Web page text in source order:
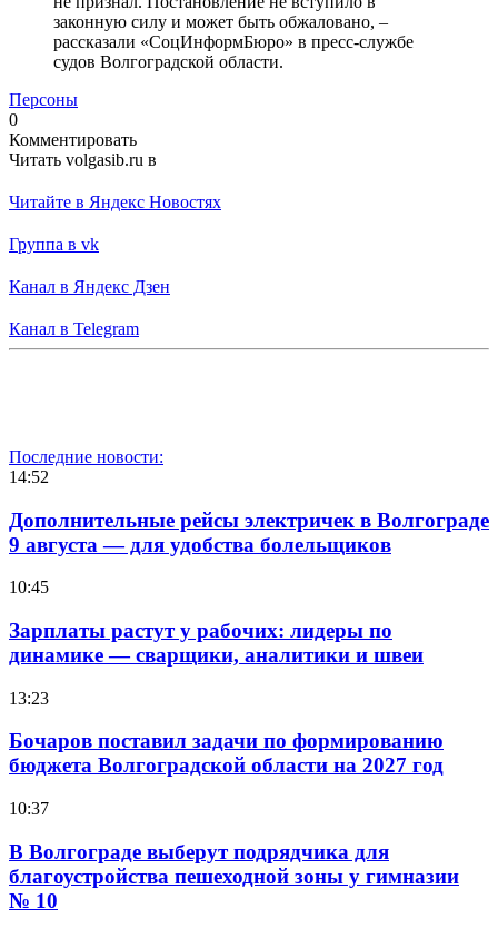
законную силу и может быть обжаловано, –
рассказали «СоцИнформБюро» в пресс-службе
судов Волгоградской области.
Персоны
0
Комментировать
Читать volgasib.ru в
Читайте в Яндекс Новостях
Группа в vk
Канал в Яндекс Дзен
Канал в Telegram
Последние новости:
14:52
Дополнительные рейсы электричек в Волгограде
9 августа — для удобства болельщиков
10:45
Зарплаты растут у рабочих: лидеры по
динамике — сварщики, аналитики и швеи
13:23
Бочаров поставил задачи по формированию
бюджета Волгоградской области на 2027 год
10:37
В Волгограде выберут подрядчика для
благоустройства пешеходной зоны у гимназии
№ 10